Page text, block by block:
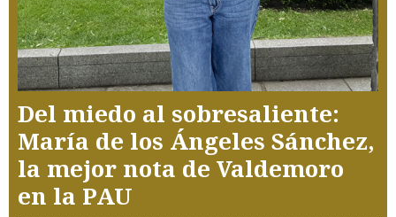
Del miedo al sobresaliente:
María de los Ángeles Sánchez,
la mejor nota de Valdemoro
en la PAU